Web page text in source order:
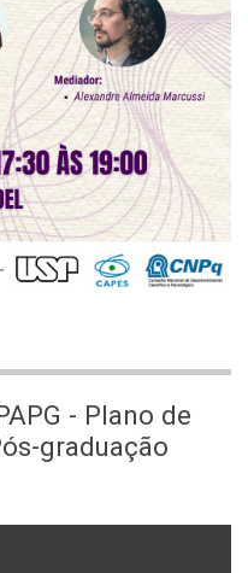
- Plano de
graduação